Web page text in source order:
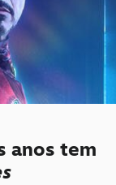
anos tem